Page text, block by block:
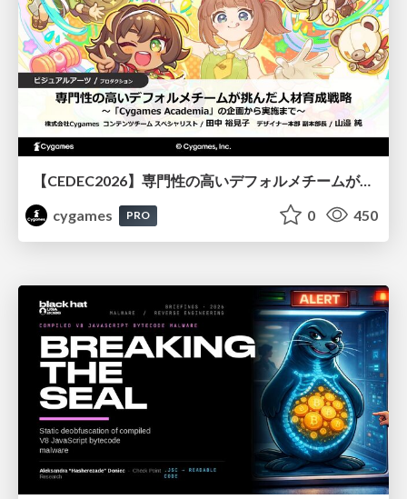
【CEDEC2026】専門性の高いデフォルメチームが挑んだ人材育成戦略 〜Cygames Academiaの企画から実施まで〜
cygames
PRO 0 450